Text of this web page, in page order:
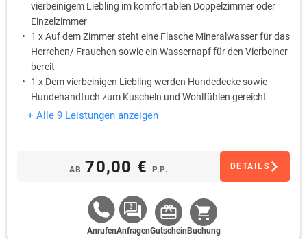
vierbeinigem Liebling im komfortablen Doppelzimmer oder
Einzelzimmer
1 x Auf dem Zimmer steht eine Flasche Mineralwasser für das
Herrchen/ Frauchen sowie ein Wassernapf für den Vierbeiner
bereit
1 x Dem vierbeinigen Liebling werden Hundedecke sowie
Hundehandtuch zum Kuscheln und Wohlfühlen gereicht
1 x Ein süßes Betthupferl wartet auf dem Kopfkissen
Für den vierbeinigen Liebling ist das Abendessen als"All you
can eat" an der Hundebar in der Hotellobby bereitgestellt.
+ Alle 9 Leistungen anzeigen
AB 70,00 € P.P. DETAILS
AnrufenAnfragenGutschein Buchung